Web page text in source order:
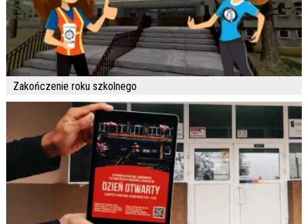
Zakończenie roku szkolnego